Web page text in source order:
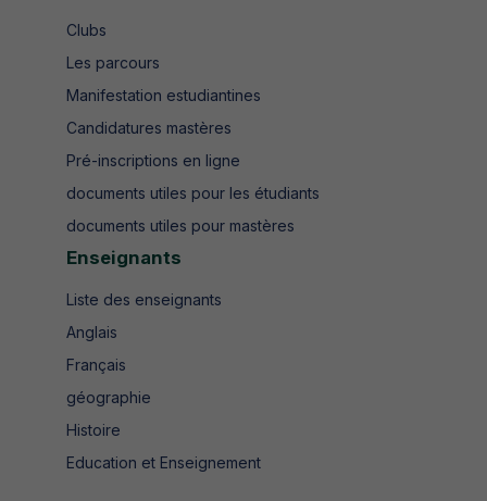
Clubs
Les parcours
Manifestation estudiantines
Candidatures mastères
Pré-inscriptions en ligne
documents utiles pour les étudiants
documents utiles pour mastères
Enseignants
Liste des enseignants
Anglais
Français
géographie
Histoire
Education et Enseignement